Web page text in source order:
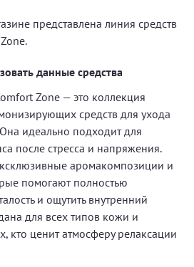
представлена линия средств
данные средства
Zone — это коллекция
средств для ухода
идеально подходит для
после стресса и напряжения.
аромакомпозиции и
помогают полностью
и ощутить внутренний
для всех типов кожи и
кто ценит атмосферу релаксации